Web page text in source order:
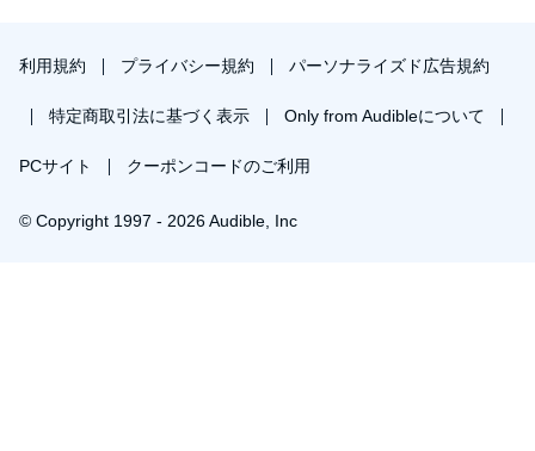
利用規約 プライバシー規約 パーソナライズド広告規約
特定商取引法に基づく表示 Only from Audibleについて
PCサイト クーポンコードのご利用
© Copyright 1997 - 2026 Audible, Inc